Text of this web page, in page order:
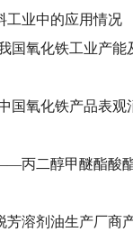
工业中的应用情况
国氧化铁工业产
国氧化铁产品表
丙二醇甲醚酯酸
芳溶剂油生产厂商